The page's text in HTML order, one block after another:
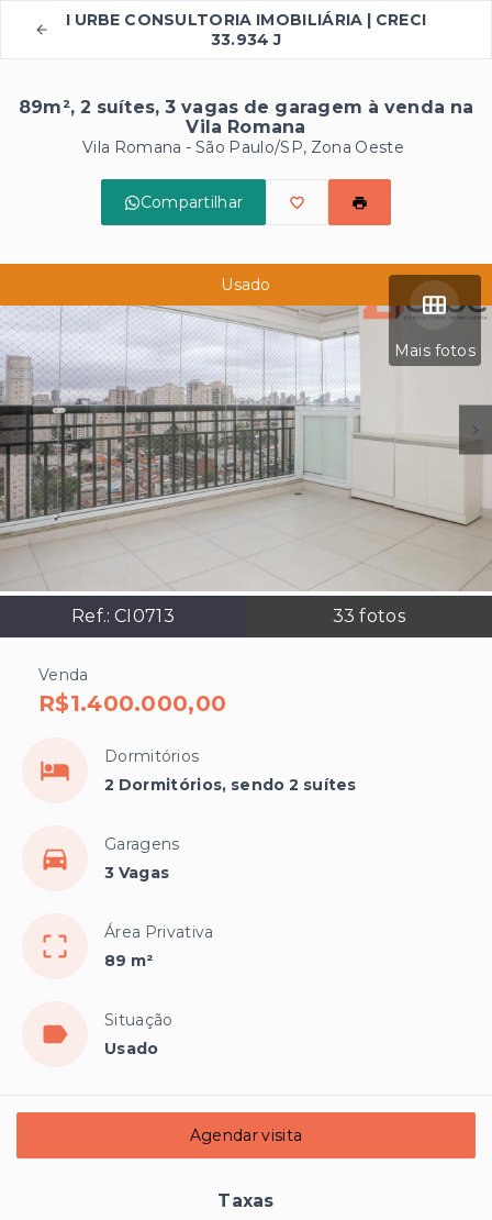
I URBE CONSULTORIA IMOBILIÁRIA | CRECI
33.934 J
89m², 2 suítes, 3 vagas de garagem à venda na
Vila Romana
Vila Romana - São Paulo/SP, Zona Oeste
Compartilhar
Mais fotos
Ref.:CI0713 33 fotos
Usado
Venda
R$1.400.000,00
Dormitórios
2 Dormitórios, sendo 2 suítes
Garagens
3 Vagas
Área Privativa
89 m²
Situação
Usado
Agendar visita
Taxas